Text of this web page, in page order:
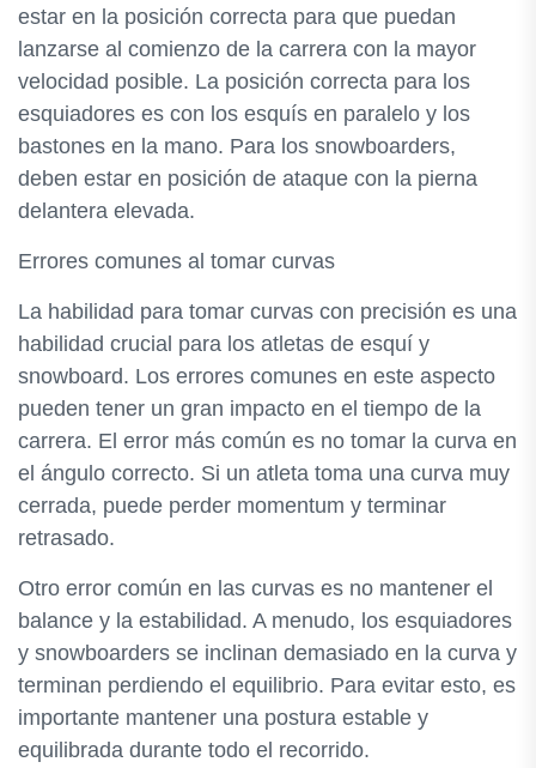
estar en la posición correcta para que puedan
lanzarse al comienzo de la carrera con la mayor
velocidad posible. La posición correcta para los
esquiadores es con los esquís en paralelo y los
bastones en la mano. Para los snowboarders,
deben estar en posición de ataque con la pierna
delantera elevada.
Errores comunes al tomar curvas
La habilidad para tomar curvas con precisión es una
habilidad crucial para los atletas de esquí y
snowboard. Los errores comunes en este aspecto
pueden tener un gran impacto en el tiempo de la
carrera. El error más común es no tomar la curva en
el ángulo correcto. Si un atleta toma una curva muy
cerrada, puede perder momentum y terminar
retrasado.
Otro error común en las curvas es no mantener el
balance y la estabilidad. A menudo, los esquiadores
y snowboarders se inclinan demasiado en la curva y
terminan perdiendo el equilibrio. Para evitar esto, es
importante mantener una postura estable y
equilibrada durante todo el recorrido.